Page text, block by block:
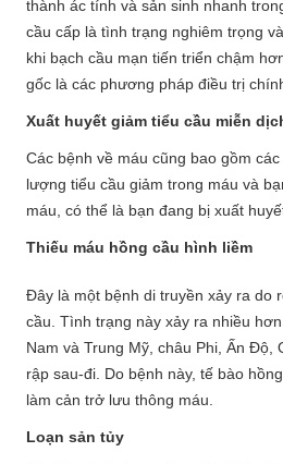
thành ác tính và sản sinh nhanh
cầu cấp là tình trạng nghiêm trọng
khi bạch cầu mạn tiến triển chậm
gốc là các phương pháp điều trị
Xuất huyết giảm tiểu cầu miễn
Các bệnh về máu cũng bao gồm
lượng tiểu cầu giảm trong máu và
máu, có thể là bạn đang bị xuất
Thiếu máu hồng cầu hình liềm
Đây là một bệnh di truyền xảy ra do
cầu. Tình trạng này xảy ra nhiều
Nam và Trung Mỹ, châu Phi, Ấn Độ,
rập sau-đi. Do bệnh này, tế bào
làm cản trở lưu thông máu.
Loạn sản tủy